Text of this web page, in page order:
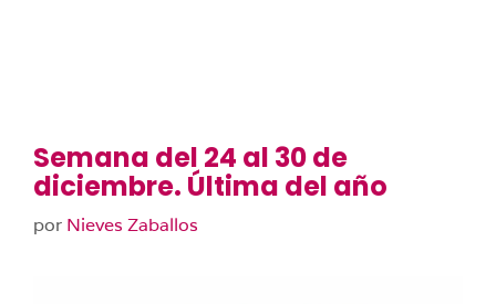
Semana del 24 al 30 de
diciembre. Última del año
por Nieves Zaballos